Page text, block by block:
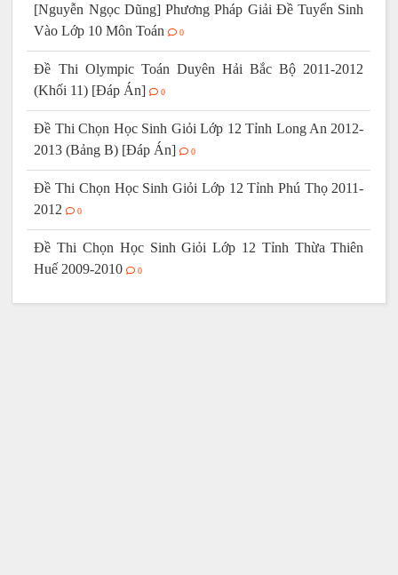
[Nguyễn Ngọc Dũng] Phương Pháp Giải Đề Tuyển Sinh
Vào Lớp 10 Môn Toán
0
Đề Thi Olympic Toán Duyên Hải Bắc Bộ 2011-2012
(Khối 11) [Đáp Án]
0
Đề Thi Chọn Học Sinh Giỏi Lớp 12 Tỉnh Long An 2012-
2013 (Bảng B) [Đáp Án]
0
Đề Thi Chọn Học Sinh Giỏi Lớp 12 Tỉnh Phú Thọ 2011-
2012
0
Đề Thi Chọn Học Sinh Giỏi Lớp 12 Tỉnh Thừa Thiên
Huế 2009-2010
0